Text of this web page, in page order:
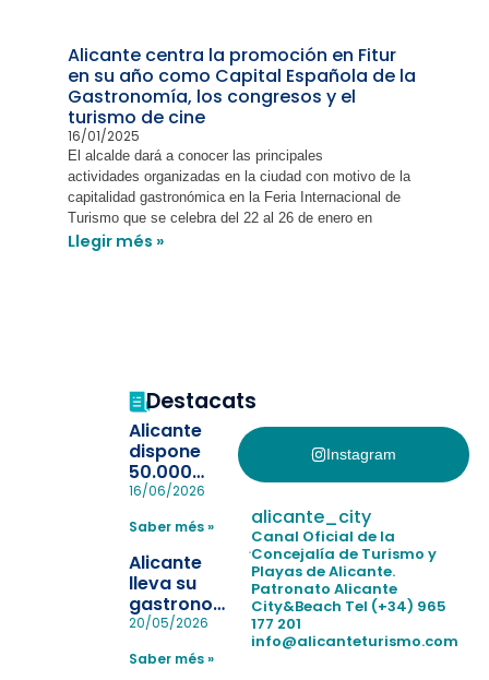
Alicante centra la promoción en Fitur
en su año como Capital Española de la
Gastronomía, los congresos y el
turismo de cine
16/01/2025
El alcalde dará a conocer las principales
actividades organizadas en la ciudad con motivo de la
capitalidad gastronómica en la Feria Internacional de
Turismo que se celebra del 22 al 26 de enero en
Llegir més »
Destacats
Alicante
dispone
50.000
pulseras
la
pérdida de niños
en las
playas y
realiza con
éxito un
simulacro de socorrismo
16/06/2026
Saber més »
Alicante
lleva su
gastronomía
a Madrid
reforzar el
20/05/2026
Saber més »
Instagram
alicante_city
Canal Oficial de la
Concejalía de Turismo y
Playas de Alicante.
Patronato Alicante
City&Beach Tel (+34) 965
177 201
info@alicanteturismo.com